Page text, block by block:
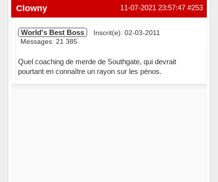
Hors ligne #253
11-07-2021 23:57:47
Clowny
World's Best Boss
Inscrit(e): 02-03-2011
Messages: 21 385
Quel coaching de merde de Southgate, qui devrait
pourtant en connaître un rayon sur les pénos.